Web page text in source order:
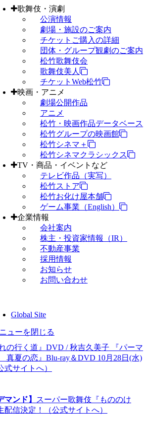
歌舞伎・演劇
公演情報
劇場・施設のご案内
チケットご購入の詳細
団体・グループ観劇のご案内
松竹歌舞伎会
歌舞伎美人
チケットWeb松竹
映画・アニメ
劇場公開作品
アニメ
松竹・映画作品データベース
松竹グループの映画館
松竹シネマ＋
松竹シネマクラシックス
TV・商品・イベントなど
テレビ作品（実写）
松竹ストア
松竹お化け屋本舗
ゲーム事業（English）
企業情報
会社案内
株主・投資家情報（IR）
不動産事業
採用情報
お知らせ
お問い合わせ
Global Site
ューを閉じる
の行く道』DVD / 秋吉久美子 『パーマ
夏の恋』Blu-ray＆DVD 10月28日(水)
サイトへ）
マンド】 スーパー歌舞伎『もののけ
配信決定！（公式サイトへ）